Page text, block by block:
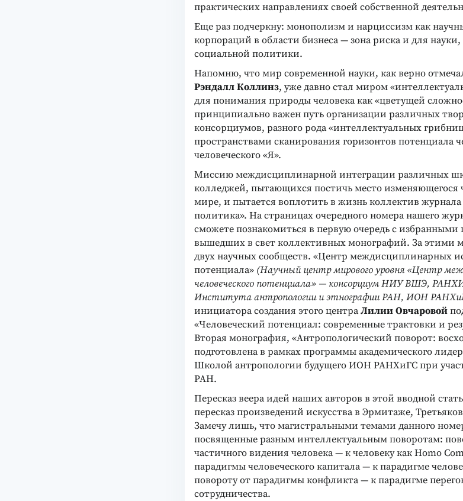
практических направлениях своей собственной
Еще раз подчеркну: монополизм и нарциссизм как
корпораций в области бизнеса — зона риска и для
социальной политики.
Напомню, что мир современной науки, как верно
Рэндалл Коллинз, уже давно стал миром
для понимания природы человека как «цветущей
принципиально важен путь организации различных
консорциумов, разного рода «интеллектуальных
пространствами сканирования горизонтов потенциала
человеческого «Я».
Миссию междисциплинарной интеграции различных
колледжей, пытающихся постичь место изменяющегося
мире, и пытается воплотить в жизнь коллектив журнала
политика». На страницах очередного номера нашего
сможете познакомиться в первую очередь с избранными
вышедших в свет коллективных монографий. За этими
двух научных сообществ. «Центр междисциплинарных
потенциала» (Научный центр мирового уровня «Центр
человеческого потенциала» — консорциум НИУ ВШЭ,
Института антропологии и этнографии РАН, ИОН
инициатора создания этого центраЛилии Овчаровой
«Человеческий потенциал: современные трактовки и
Вторая монография, «Антропологический поворот:
подготовлена в рамках программы академического
Школой антропологии будущего ИОН РАНХиГС при
РАН.
Пересказ веера идей наших авторов в этой вводной
пересказ произведений искусства в Эрмитаже,
Замечу лишь, что магистральными темами данного
посвященные разным интеллектуальным поворотам:
частичного видения человека — к человеку как Homo
парадигмы человеческого капитала — к парадигме
повороту от парадигмы конфликта — к парадигме
сотрудничества.